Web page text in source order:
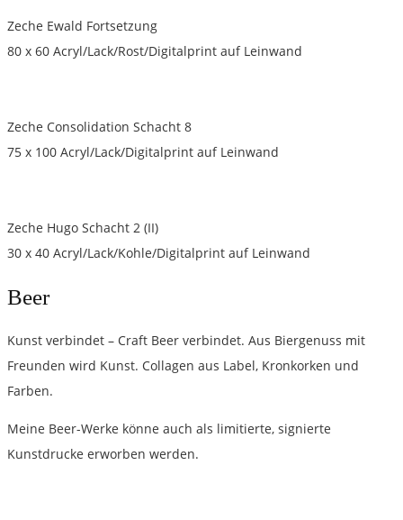
Zeche Ewald Fortsetzung
80 x 60 Acryl/Lack/Rost/Digitalprint auf Leinwand
Zeche Consolidation Schacht 8
75 x 100 Acryl/Lack/Digitalprint auf Leinwand
Zeche Hugo Schacht 2 (II)
30 x 40 Acryl/Lack/Kohle/Digitalprint auf Leinwand
Beer
Kunst verbindet – Craft Beer verbindet. Aus Biergenuss mit
Freunden wird Kunst. Collagen aus Label, Kronkorken und
Farben.
Meine Beer-Werke könne auch als limitierte, signierte
Kunstdrucke erworben werden.